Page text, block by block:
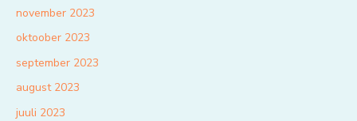
november 2023
oktoober 2023
september 2023
august 2023
juuli 2023